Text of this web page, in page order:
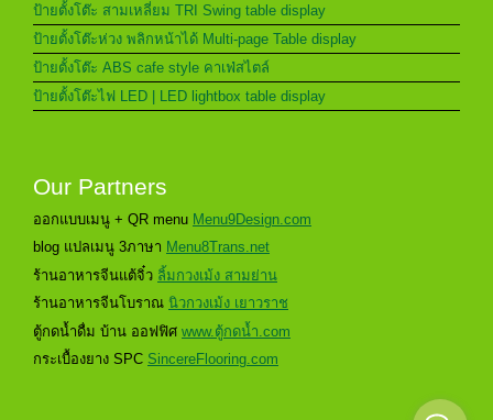
ป้ายตั้งโต๊ะ สามเหลี่ยม TRI Swing table display
ป้ายตั้งโต๊ะห่วง พลิกหน้าได้ Multi-page Table display
ป้ายตั้งโต๊ะ ABS cafe style คาเฟ่สไตล์
ป้ายตั้งโต๊ะไฟ LED | LED lightbox table display
Our Partners
ออกแบบเมนู + QR menu Menu9Design.com
blog แปลเมนู 3ภาษา Menu8Trans.net
ร้านอาหารจีนแต้จิ๋ว ลิ้มกวงเม้ง สามย่าน
ร้านอาหารจีนโบราณ นิวกวงเม้ง เยาวราช
ตู้กดน้ำดื่ม บ้าน ออฟฟิศ www.ตู้กดน้ำ.com
กระเบื้องยาง SPC SincereFlooring.com